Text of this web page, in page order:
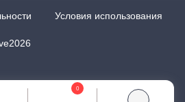
0
Условия использования
2026